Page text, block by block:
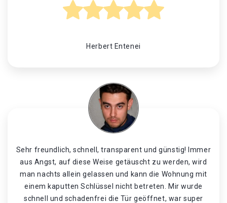
Herbert Entenei
Sehr freundlich, schnell, transparent und günstig! Immer
aus Angst, auf diese Weise getäuscht zu werden, wird
man nachts allein gelassen und kann die Wohnung mit
einem kaputten Schlüssel nicht betreten. Mir wurde
schnell und schadenfrei die Tür geöffnet, war super